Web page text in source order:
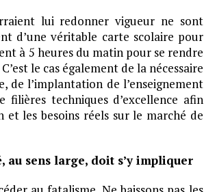
lui redonner vigueur ne sont
d’une véritable carte scolaire pour
à 5 heures du matin pour se rendre
le cas également de la nécessaire
de l’implantation de l’enseignement
techniques d’excellence afin
les besoins réels sur le marché de
au sens large, doit s’y impliquer